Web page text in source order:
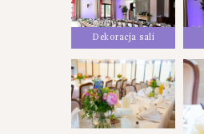
Dekoracja sali